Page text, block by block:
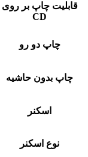
قابلیت چاپ بر روی
CD
چاپ دو رو
چاپ بدون حاشیه
اسکنر
نوع اسکنر